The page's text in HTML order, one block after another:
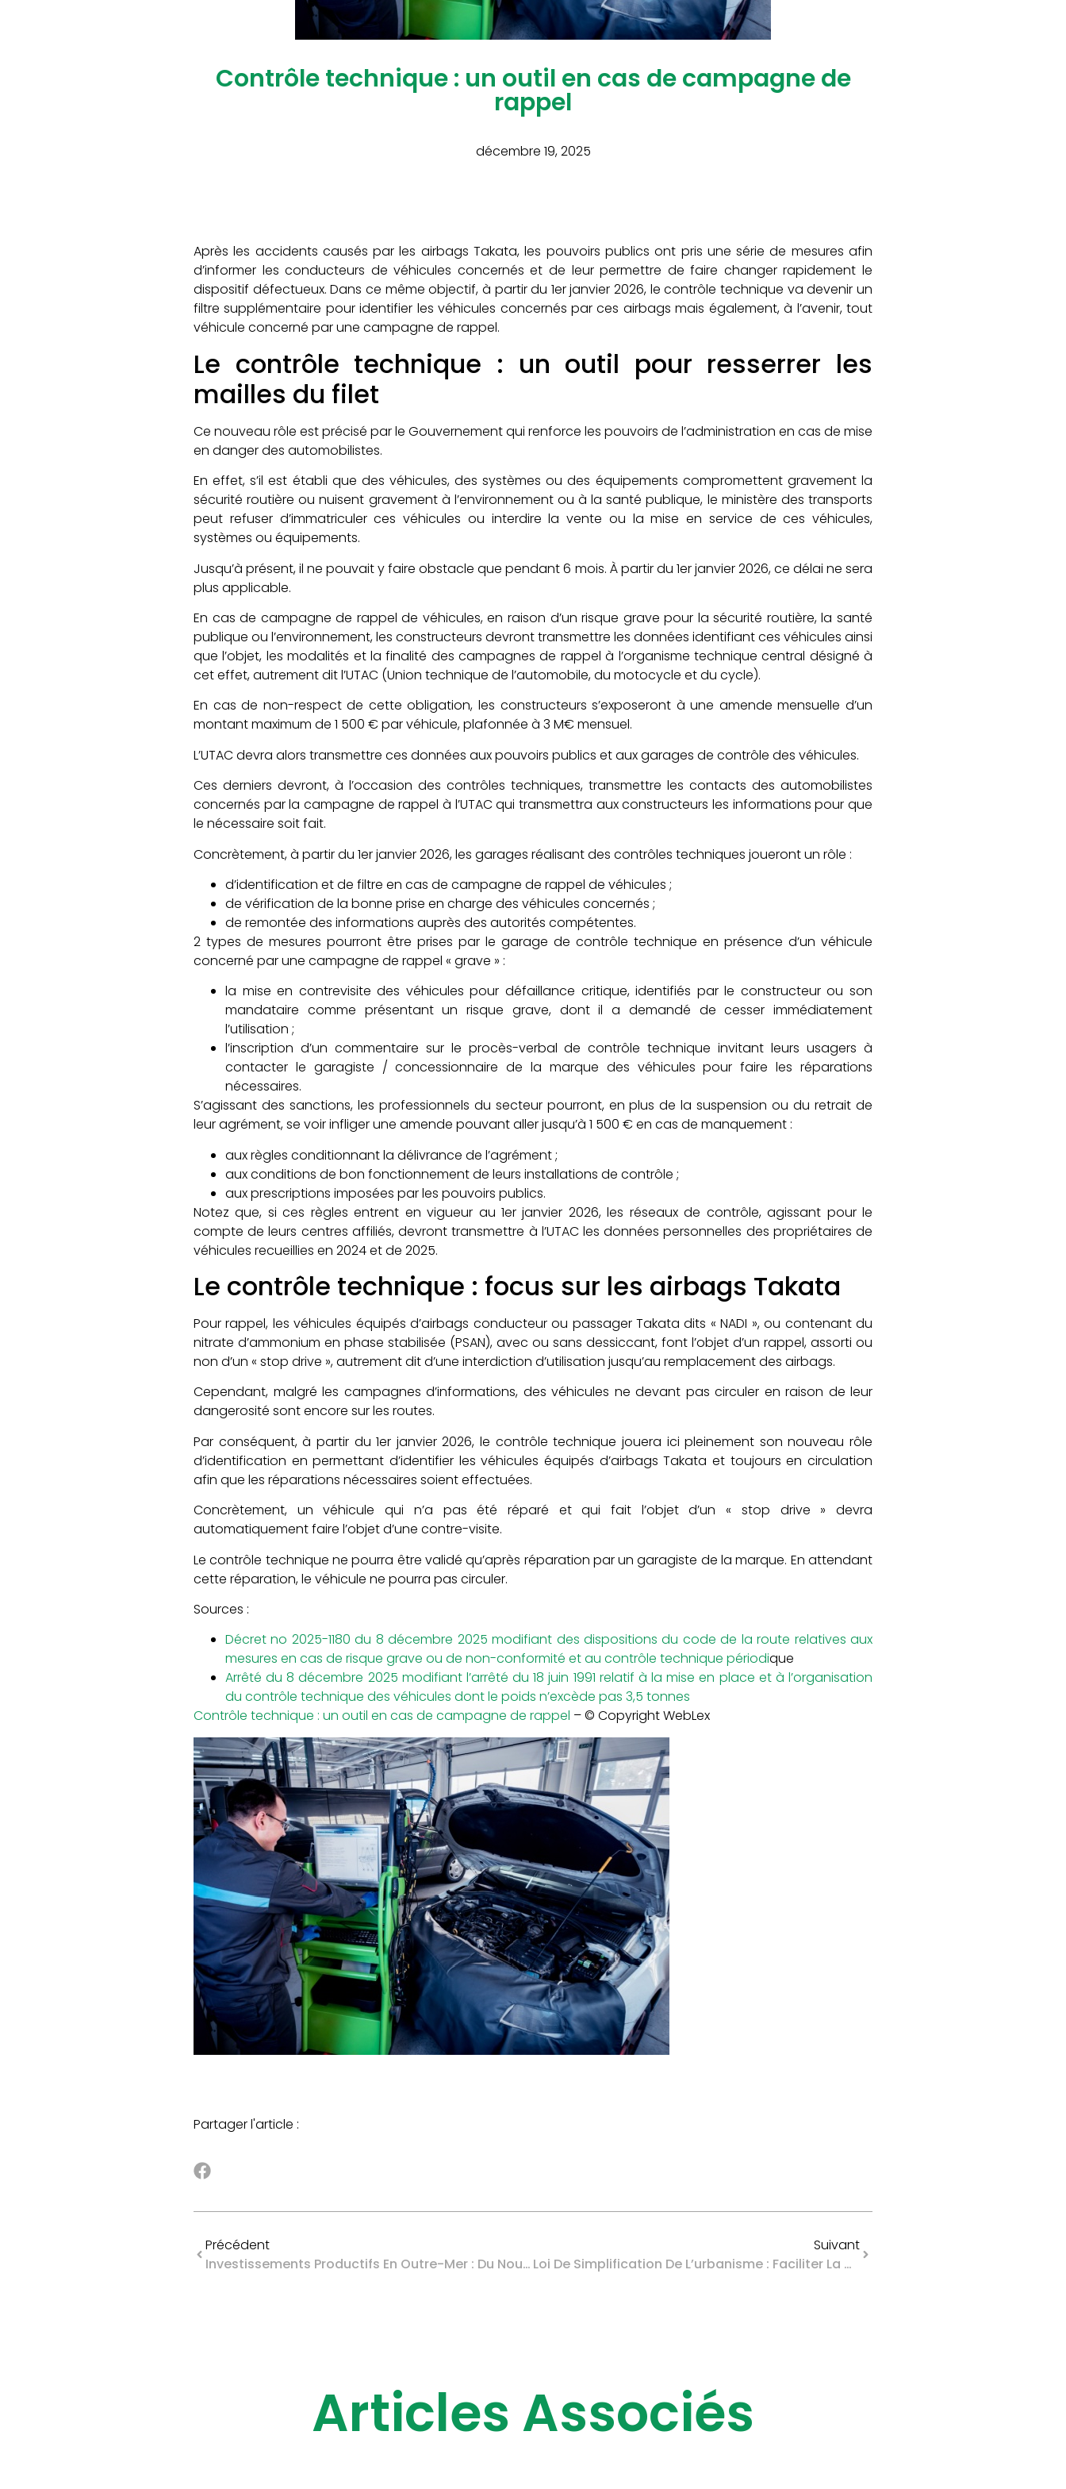
Contrôle technique : un outil en cas de campagne de
rappel
décembre 19, 2025
Après les accidents causés par les airbags Takata, les pouvoirs publics ont pris une série de mesures afin
d’informer les conducteurs de véhicules concernés et de leur permettre de faire changer rapidement le
dispositif défectueux. Dans ce même objectif, à partir du 1er janvier 2026, le contrôle technique va devenir un
filtre supplémentaire pour identifier les véhicules concernés par ces airbags mais également, à l’avenir, tout
véhicule concerné par une campagne de rappel.
Le contrôle technique : un outil pour resserrer les
mailles du filet
Ce nouveau rôle est précisé par le Gouvernement qui renforce les pouvoirs de l’administration en cas de mise
en danger des automobilistes.
En effet, s’il est établi que des véhicules, des systèmes ou des équipements compromettent gravement la
sécurité routière ou nuisent gravement à l’environnement ou à la santé publique, le ministère des transports
peut refuser d’immatriculer ces véhicules ou interdire la vente ou la mise en service de ces véhicules,
systèmes ou équipements.
Jusqu’à présent, il ne pouvait y faire obstacle que pendant 6 mois. À partir du 1er janvier 2026, ce délai ne sera
plus applicable.
En cas de campagne de rappel de véhicules, en raison d’un risque grave pour la sécurité routière, la santé
publique ou l’environnement, les constructeurs devront transmettre les données identifiant ces véhicules ainsi
que l’objet, les modalités et la finalité des campagnes de rappel à l’organisme technique central désigné à
cet effet, autrement dit l’UTAC (Union technique de l’automobile, du motocycle et du cycle).
En cas de non-respect de cette obligation, les constructeurs s’exposeront à une amende mensuelle d’un
montant maximum de 1 500 € par véhicule, plafonnée à 3 M€ mensuel.
L’UTAC devra alors transmettre ces données aux pouvoirs publics et aux garages de contrôle des véhicules.
Ces derniers devront, à l’occasion des contrôles techniques, transmettre les contacts des automobilistes
concernés par la campagne de rappel à l’UTAC qui transmettra aux constructeurs les informations pour que
le nécessaire soit fait.
Concrètement, à partir du 1er janvier 2026, les garages réalisant des contrôles techniques joueront un rôle :
d’identification et de filtre en cas de campagne de rappel de véhicules ;
de vérification de la bonne prise en charge des véhicules concernés ;
de remontée des informations auprès des autorités compétentes.
2 types de mesures pourront être prises par le garage de contrôle technique en présence d’un véhicule
concerné par une campagne de rappel « grave » :
la mise en contrevisite des véhicules pour défaillance critique, identifiés par le constructeur ou son
mandataire comme présentant un risque grave, dont il a demandé de cesser immédiatement
l’utilisation ;
l’inscription d’un commentaire sur le procès-verbal de contrôle technique invitant leurs usagers à
contacter le garagiste / concessionnaire de la marque des véhicules pour faire les réparations
nécessaires.
S’agissant des sanctions, les professionnels du secteur pourront, en plus de la suspension ou du retrait de
leur agrément, se voir infliger une amende pouvant aller jusqu’à 1 500 € en cas de manquement :
aux règles conditionnant la délivrance de l’agrément ;
aux conditions de bon fonctionnement de leurs installations de contrôle ;
aux prescriptions imposées par les pouvoirs publics.
Notez que, si ces règles entrent en vigueur au 1er janvier 2026, les réseaux de contrôle, agissant pour le
compte de leurs centres affiliés, devront transmettre à l’UTAC les données personnelles des propriétaires de
véhicules recueillies en 2024 et de 2025.
Le contrôle technique : focus sur les airbags Takata
Pour rappel, les véhicules équipés d’airbags conducteur ou passager Takata dits « NADI », ou contenant du
nitrate d’ammonium en phase stabilisée (PSAN), avec ou sans dessiccant, font l’objet d’un rappel, assorti ou
non d’un « stop drive », autrement dit d’une interdiction d’utilisation jusqu’au remplacement des airbags.
Cependant, malgré les campagnes d’informations, des véhicules ne devant pas circuler en raison de leur
dangerosité sont encore sur les routes.
Par conséquent, à partir du 1er janvier 2026, le contrôle technique jouera ici pleinement son nouveau rôle
d’identification en permettant d’identifier les véhicules équipés d’airbags Takata et toujours en circulation
afin que les réparations nécessaires soient effectuées.
Concrètement, un véhicule qui n’a pas été réparé et qui fait l’objet d’un « stop drive » devra
automatiquement faire l’objet d’une contre-visite.
Le contrôle technique ne pourra être validé qu’après réparation par un garagiste de la marque. En attendant
cette réparation, le véhicule ne pourra pas circuler.
Sources :
Décret no 2025-1180 du 8 décembre 2025 modifiant des dispositions du code de la route relatives aux
mesures en cas de risque grave ou de non-conformité et au contrôle technique périodique
Arrêté du 8 décembre 2025 modifiant l’arrêté du 18 juin 1991 relatif à la mise en place et à l’organisation
du contrôle technique des véhicules dont le poids n’excède pas 3,5 tonnes
Contrôle technique : un outil en cas de campagne de rappel – © Copyright WebLex
Partager l'article :
Précédent
Investissements Productifs En Outre-Mer : Du Nouveau ?
Suivant
Loi De Simplification De L’urbanisme : Faciliter La Construction De Logements
Articles Associés